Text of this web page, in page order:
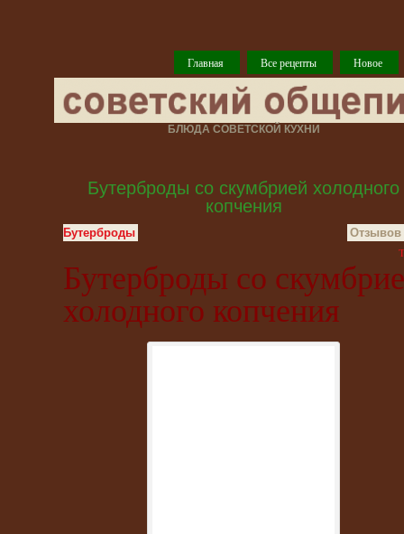
Главная Все рецепты Новое
БЛЮДА СОВЕТСКОЙ КУХНИ
Бутерброды со скумбрией холодного
копчения
Бутерброды Отзывов
Бутерброды со
холодного копчения